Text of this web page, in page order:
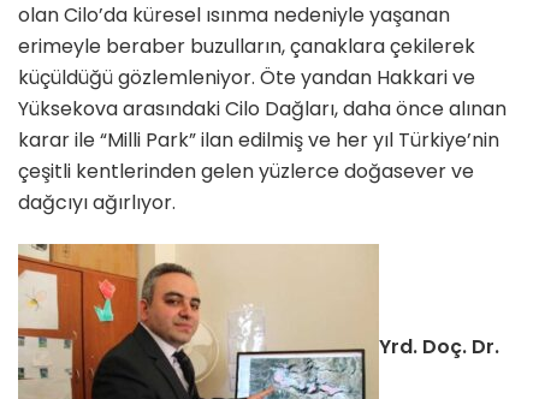
olan Cilo’da küresel ısınma nedeniyle yaşanan
erimeyle beraber buzulların, çanaklara çekilerek
küçüldüğü gözlemleniyor. Öte yandan Hakkari ve
Yüksekova arasındaki Cilo Dağları, daha önce alınan
karar ile “Milli Park” ilan edilmiş ve her yıl Türkiye’nin
çeşitli kentlerinden gelen yüzlerce doğasever ve
dağcıyı ağırlıyor.
Yrd. Doç. Dr.